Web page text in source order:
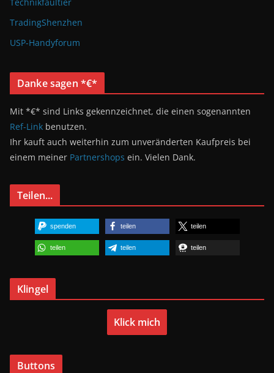
TradingShenzhen
USP-Handyforum
Danke sagen *€*
Mit *€* sind Links gekennzeichnet, die einen sogenannten
Ref-Link benutzen.
Ihr kauft auch weiterhin zum unveränderten Kaufpreis bei
einem meiner Partnershops ein. Vielen Dank.
Teilen...
spenden teilen teilen
teilen teilen teilen
Klingel
Klick mich
Buttons